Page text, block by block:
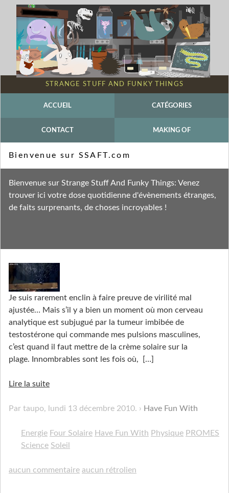
STRANGE STUFF AND FUNKY THINGS
ACCUEIL CATÉGORIES
CONTACT MAKING OF
Fil des commentaires
Je suis rarement enclin à faire preuve de virilité mal
ajustée… Mais s’il y a bien un moment où mon cerveau
analytique est subjugué par la tumeur imbibée de
testostérone qui commande mes pulsions masculines,
c’est quand il faut mettre de la crème solaire sur la
plage. Innombrables sont les fois où,
[…]
Lire la suite
Par taupo, lundi 13 décembre 2010. Have Fun With
Energie Four Solaire Have Fun With Physique PROMES
Science Soleil
aucun commentaire aucun rétrolien
Bienvenue sur SSAFT.com
Bienvenue sur Strange Stuff And Funky Things: Venez
trouver ici votre dose quotidienne d'évènements étranges,
de faits surprenants, de choses incroyables !